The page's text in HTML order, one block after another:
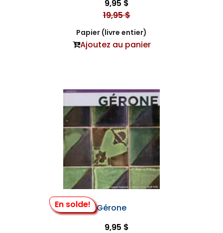
9,95 $
19,95 $
Papier (livre entier)
Ajoutez au panier
En solde! Gérone
9,95 $